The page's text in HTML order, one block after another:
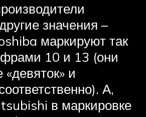
значения –
маркируют так
10 и 13 (они
и
А,
в маркировке